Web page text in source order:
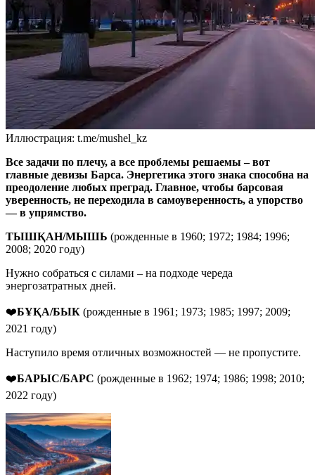
Иллюстрация: t.me/mushel_kz
Все задачи по плечу, а все проблемы решаемы – вот
главные девизы Барса. Энергетика этого знака способна на
преодоление любых преград. Главное, чтобы барсовая
уверенность, не переходила в самоуверенность, а упорство
— в упрямство.
ТЫШҚАН/МЫШЬ (рожденные в 1960; 1972; 1984; 1996;
2008; 2020 году)
Нужно собраться с силами – на подходе череда
энергозатратных дней.
❤️БҰҚА/БЫК (рожденные в 1961; 1973; 1985; 1997; 2009;
2021 году)
Наступило время отличных возможностей — не пропустите.
❤️БАРЫС/БАРС (рожденные в 1962; 1974; 1986; 1998; 2010;
2022 году)